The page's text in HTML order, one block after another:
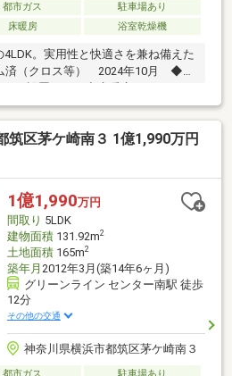
都市ガス
駐車場あり
床暖房 浴室乾燥機
。実用性と快適さを兼ね備えた
済（クロス等） 2024年10月 ◆オ
１面◇◆━━━…‥・ 当 社 の 特
」と「地域密着力」を併せ持つ
い方まで、すべてのお客さまが
店』を目指します。カフェのよう
ばんワクワクする、Tag Partners
筑区茅ケ崎南３ 1億1,990万円
1億1,990万円
間取り 5LDK
建物面積131.92m2
土地面積165m2
築年月 2012年3月(築14年6ヶ月)
グリーンライン センター南駅 徒歩
12分
その他の交通
神奈川県横浜市都筑区茅ケ崎南３
都市ガス 駐車場あり